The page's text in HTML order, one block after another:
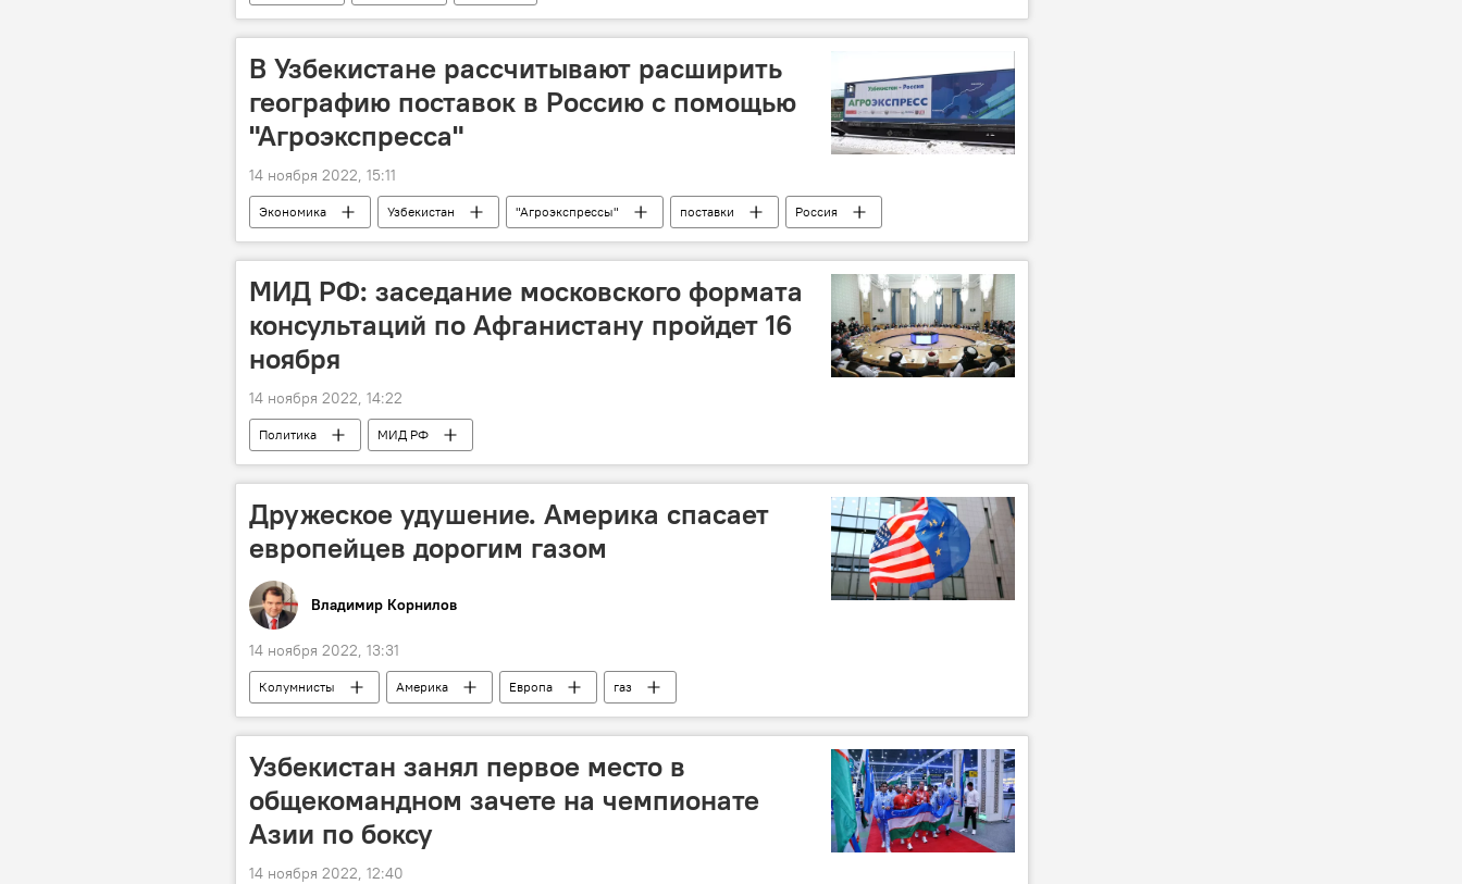
В Узбекистане рассчитывают расширить
географию поставок в Россию с помощью
"Агроэкспресса"
14 ноября 2022, 15:11
Экономика Узбекистан "Агроэкспрессы" поставки Россия
МИД РФ: заседание московского формата
консультаций по Афганистану пройдет 16
ноября
14 ноября 2022, 14:22
Политика МИД РФ
Дружеское удушение. Америка спасает
европейцев дорогим газом
Владимир Корнилов
14 ноября 2022, 13:31
Колумнисты Америка Европа газ
Узбекистан занял первое место в
общекомандном зачете на чемпионате
Азии по боксу
14 ноября 2022, 12:40